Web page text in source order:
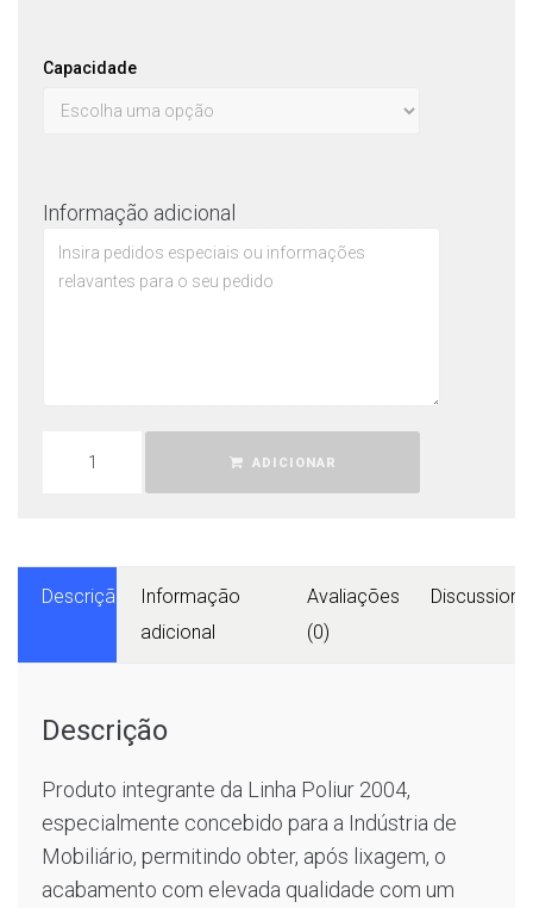
Capacidade
Informação adicional
ADICIONAR
Descrição
Informação
adicional
Avaliações
(0)
Discussions
Descrição
Produto integrante da Linha Poliur 2004,
especialmente concebido para a Indústria de
Mobiliário, permitindo obter, após lixagem, o
acabamento com elevada qualidade com um